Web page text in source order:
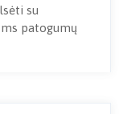
su
patogumų